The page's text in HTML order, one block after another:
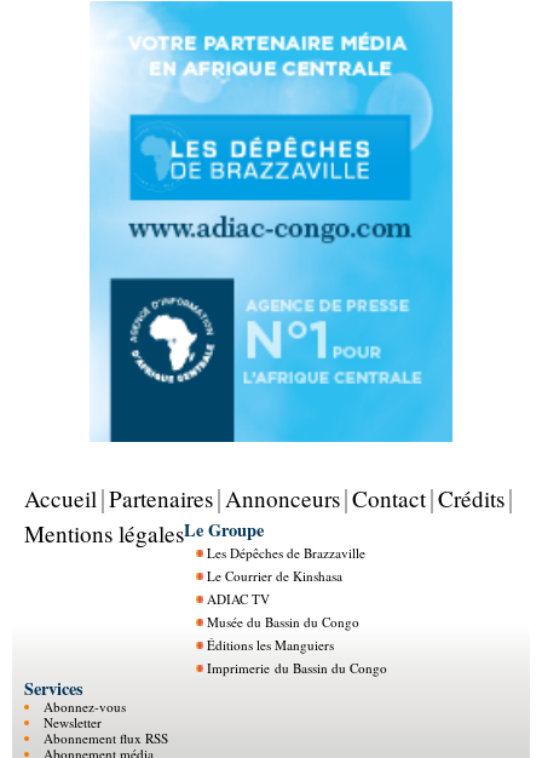
Accueil Partenaires Annonceurs Contact Crédits
Mentions légalesLe Groupe
Les Dépêches de Brazzaville
Le Courrier de Kinshasa
ADIAC TV
Musée du Bassin du Congo
Éditions les Manguiers
Imprimerie du Bassin du Congo
Services
Abonnez-vous
Newsletter
Abonnement flux RSS
Abonnement média